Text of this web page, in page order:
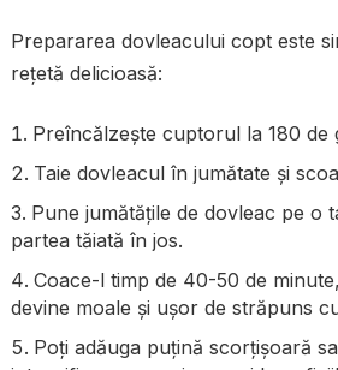
Prepararea dovleacului copt este
rețetă delicioasă:
Preîncălzește cuptorul la 180 de
Taie dovleacul în jumătate și
Pune jumătățile de dovleac pe o
partea tăiată în jos.
Coace-l timp de 40-50 de
devine moale și ușor de străpuns
Poți adăuga puțină scorțișoară